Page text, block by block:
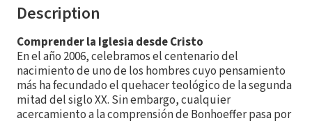
Description
Comprender la Iglesia desde Cristo
En el año 2006, celebramos el centenario del
nacimiento de uno de los hombres cuyo pensamiento
más ha fecundado el quehacer teológico de la segunda
mitad del siglo XX. Sin embargo, cualquier
acercamiento a la comprensión de Bonhoeffer pasa por